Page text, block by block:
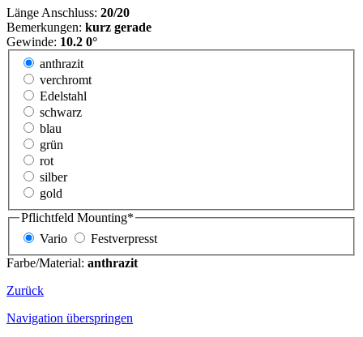
Länge Anschluss: 20/20
Bemerkungen: kurz gerade
Gewinde: 10.2 0°
anthrazit
verchromt
Edelstahl
schwarz
blau
grün
rot
silber
gold
Pflichtfeld Mounting*
Vario
Festverpresst
Farbe/Material: anthrazit
Zurück
Navigation überspringen